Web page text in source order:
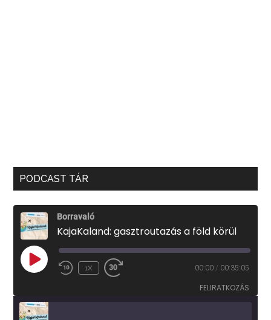
PODCAST TÁR
Borravaló
KajaKaland: gasztroutazás a föld körül
PLAY
EPISODE
1X 00:00 / 00:35:05
FELIRATKOZÁS